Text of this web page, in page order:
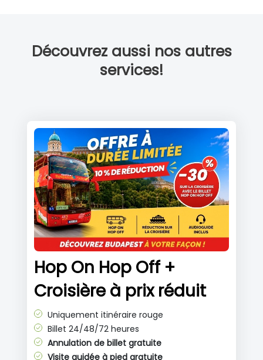
Découvrez aussi nos autres
services!
Hop On Hop Off +
Croisière à prix réduit
Uniquement itinéraire rouge
Billet 24/48/72 heures
Annulation de billet gratuite
Visite guidée à pied gratuite